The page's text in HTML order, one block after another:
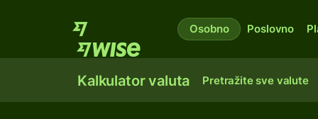
Osobno Poslovno
Kalkulator valuta Pretražite sve valute